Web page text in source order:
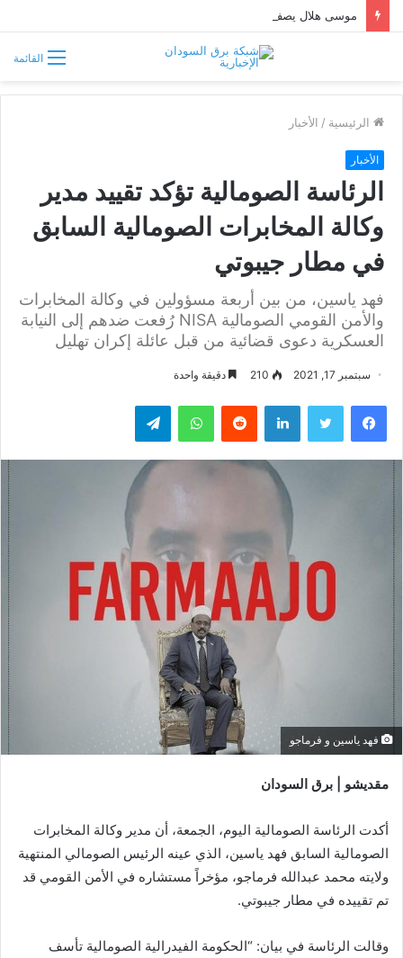
القائمة
الرئيسية / الأخبار
الأخبار
الرئاسة الصومالية تؤكد تقييد مدير
وكالة المخابرات الصومالية السابق
في مطار جيبوتي
فهد ياسين، من بين أربعة مسؤولين في وكالة المخابرات
والأمن القومي الصومالية NISA رُفعت ضدهم إلى النيابة
العسكرية دعوى قضائية من قبل عائلة إكران تهليل
سبتمبر 17, 2021 210 دقيقة واحدة
فيسبوك تويتر لينكدإن واتساب تيلقرام
فهد ياسين و فرماجو
مقديشو | برق السودان
أكدت الرئاسة الصومالية اليوم، الجمعة، أن مدير وكالة المخابرات
الصومالية السابق فهد ياسين، الذي عينه الرئيس الصومالي المنتهية
ولايته محمد عبدالله فرماجو، مؤخراً مستشاره في الأمن القومي قد
تم تقييده في مطار جيبوتي.
وقالت الرئاسة في بيان: “الحكومة الفيدرالية الصومالية تأسف